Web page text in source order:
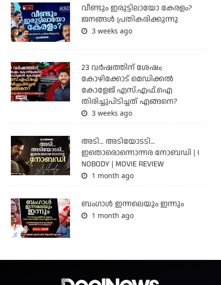
വീണ്ടും ഇരുട്ടിലായോ കേരളം?
ജനങ്ങൾ പ്രതികരിക്കുന്നു
3 weeks ago
23 വർഷത്തിന് ശേഷം
കോഴിക്കോട് മെഡിക്കൽ
കോളേജ് എസ്.എഫ്.ഐ
തിരിച്ചുപിടിച്ചത് എങ്ങനെ?
3 weeks ago
അടി... അടിയോടടി...
ഇതൊരൊന്നൊന്നര നോബഡി | I
NOBODY | MOVIE REVIEW
1 month ago
ബംഗാള്‍ ഇന്നലെയും ഇന്നും
1 month ago